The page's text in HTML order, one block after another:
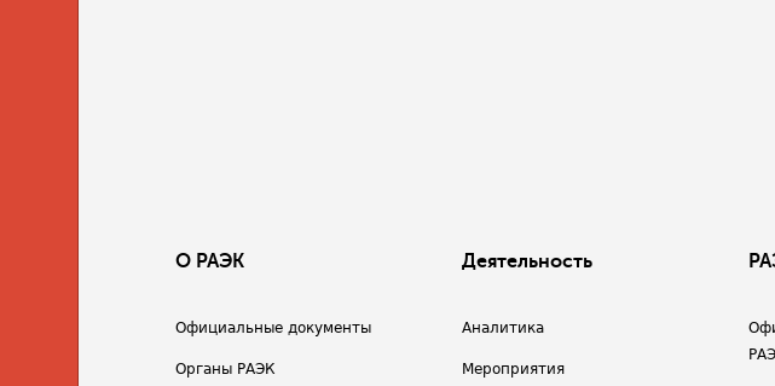
О РАЭК
Официальные документы
Органы РАЭК
Деятельность
Аналитика
Мероприятия